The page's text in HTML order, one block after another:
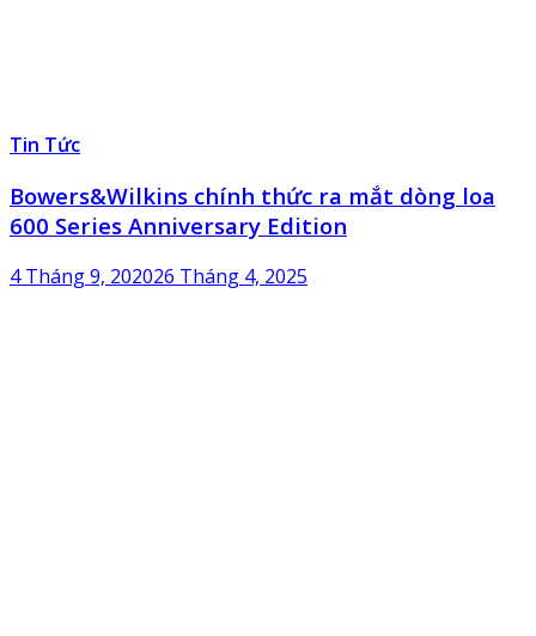
Tin Tức
Bowers&Wilkins chính thức ra mắt dòng loa
600 Series Anniversary Edition
4 Tháng 9, 202026 Tháng 4, 2025